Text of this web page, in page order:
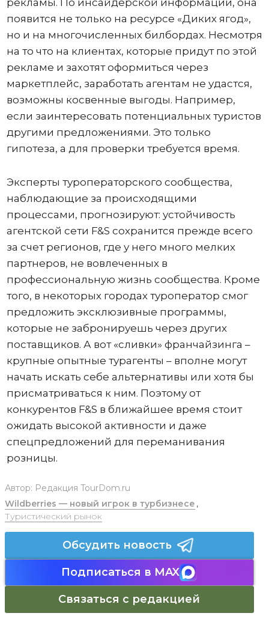
появится не только на ресурсе «Диких ягод»,
но и на многочисленных билбордах. Несмотря
на то что на клиентах, которые придут по этой
рекламе и захотят оформиться через
маркетплейс, заработать агентам не удастся,
возможны косвенные выгоды. Например,
если заинтересовать потенциальных туристов
другими предложениями. Это только
гипотеза, а для проверки требуется время.
Эксперты туроператорского сообщества,
наблюдающие за происходящими
процессами, прогнозируют: устойчивость
агентской сети F&S сохранится прежде всего
за счет регионов, где у него много мелких
партнеров, не вовлеченных в
профессиональную жизнь сообщества. Кроме
того, в некоторых городах туроператор смог
предложить эксклюзивные программы,
которые не забронируешь через других
поставщиков. А вот «сливки» франчайзинга –
крупные опытные турагенты – вполне могут
начать искать себе альтернативы или хотя бы
присматриваться к ним. Поэтому от
конкурентов F&S в ближайшее время стоит
ожидать высокой активности и даже
спецпредложений для переманивания
розницы.
Автор: Редакция TourDom.ru
Wildberries — новый игрок в турбизнесе ,
Туристический рынок
Обсудить новость
Подписаться в MAX
Связаться с редакцией